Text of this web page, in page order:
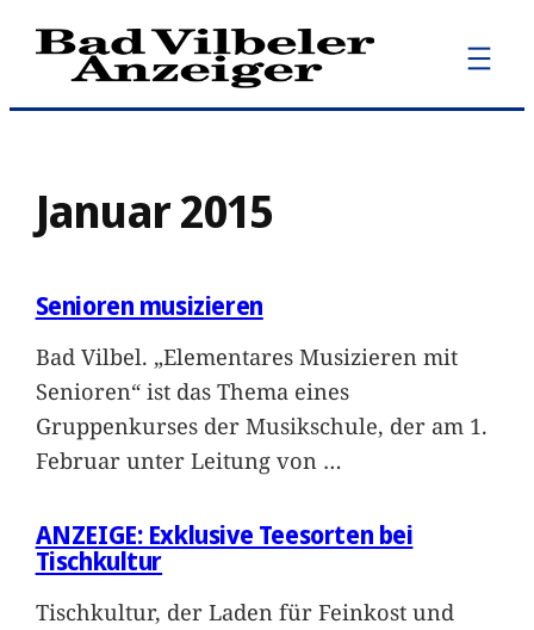
Zum
Inhalt
Januar 2015
Senioren musizieren
Bad Vilbel. „Elementares Musizieren mit
Senioren“ ist das Thema eines
Gruppenkurses der Musikschule, der am 1.
Februar unter Leitung von …
ANZEIGE: Exklusive Teesorten bei
Tischkultur
Tischkultur, der Laden für Feinkost und